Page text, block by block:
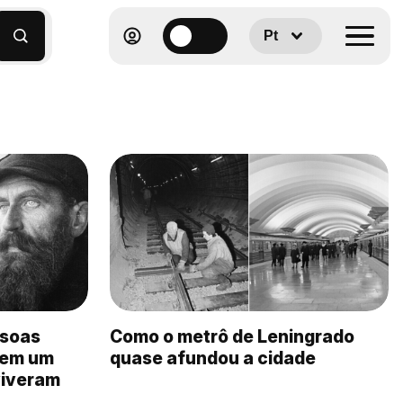
Pt
um
Como o metrô de Leningrado
quase afundou a cidade